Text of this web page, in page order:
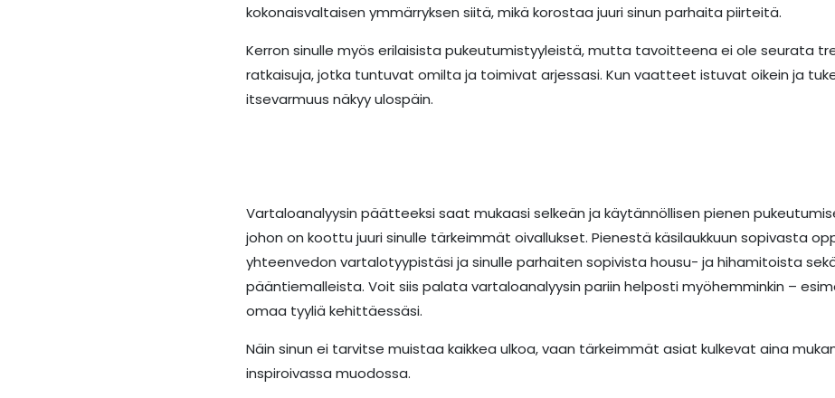
kokonaisvaltaisen ymmärryksen siitä, mikä korostaa juuri sinun parhaita piirteitä.
Kerron sinulle myös erilaisista pukeutumistyyleistä, mutta tavoitteena ei ole seurata
ratkaisuja, jotka tuntuvat omilta ja toimivat arjessasi. Kun vaatteet istuvat oikein ja
itsevarmuus näkyy ulospäin.
Vartaloanalyysin päätteeksi saat mukaasi selkeän ja käytännöllisen pienen
johon on koottu juuri sinulle tärkeimmät oivallukset. Pienestä käsilaukkuun sopivasta
yhteenvedon vartalotyypistäsi ja sinulle parhaiten sopivista housu- ja hihamitoista
pääntiemalleista. Voit siis palata vartaloanalyysin pariin helposti myöhemminkin –
omaa tyyliä kehittäessäsi.
Näin sinun ei tarvitse muistaa kaikkea ulkoa, vaan tärkeimmät asiat kulkevat aina
inspiroivassa muodossa.